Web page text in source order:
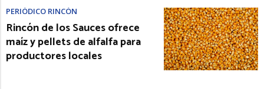
PERIÓDICO RINCÓN
Rincón de los Sauces ofrece
maíz y pellets de alfalfa para
productores locales